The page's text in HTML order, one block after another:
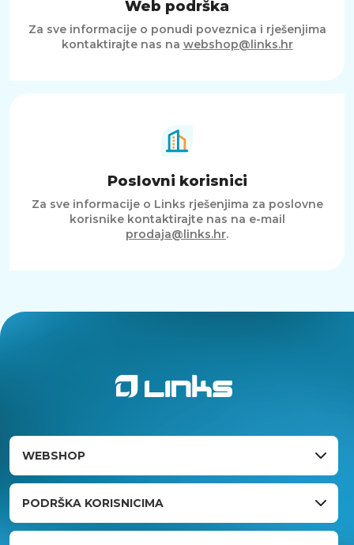
Web podrška
Za sve informacije o ponudi poveznica i rješenjima
kontaktirajte nas na webshop@links.hr
Poslovni korisnici
Za sve informacije o Links rješenjima za poslovne
korisnike kontaktirajte nas na e-mail
prodaja@links.hr.
WEBSHOP
PODRŠKA KORISNICIMA